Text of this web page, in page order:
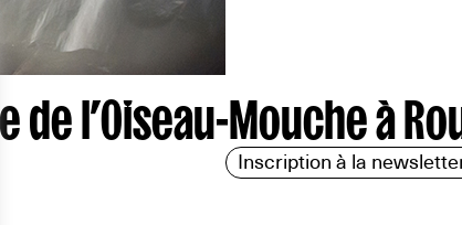
l’Oiseau-Mouche à
Inscription à la